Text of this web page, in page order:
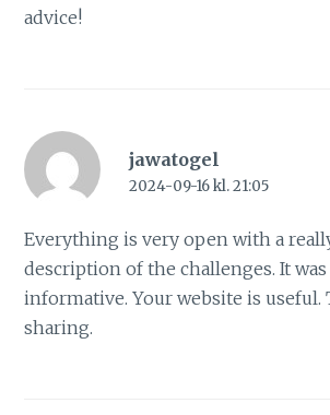
advice!
jawatogel
2024-09-16 kl. 21:05
Everything is very open with a
description of the challenges. It
informative. Your website is useful.
sharing.